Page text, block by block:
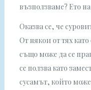
възползваме? Ето
Оказва се, че
От някои от тях
също може да се
се ползва като
сусамът, който